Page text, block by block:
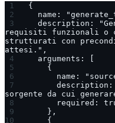
{
name:
description:
requisiti funzionali o
strutturati con
attesi.",
  arguments: [
    {
name:
sorgente da cui
required:
    },
    {